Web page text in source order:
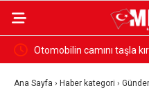
18 madencinin öldüğü
yakalandı
Ana Sayfa › Haber kategori ›